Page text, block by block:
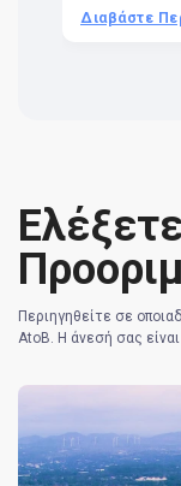
Διαβάστε
Περιηγηθείτε σε
AtoB. Η άνεσή σας